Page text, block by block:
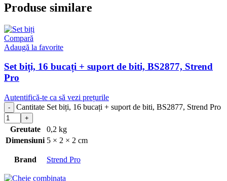
Produse similare
Compară
Adaugă la favorite
Set biți, 16 bucați + suport de biti, BS2877, Strend
Pro
Autentifică-te ca să vezi prețurile
Cantitate Set biți, 16 bucați + suport de biti, BS2877, Strend Pro
Greutate
0,2 kg
Dimensiuni 5 × 2 × 2 cm
Brand Strend Pro